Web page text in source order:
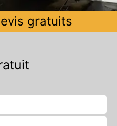
gratuits